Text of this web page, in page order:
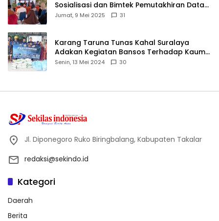
Sosialisasi dan Bimtek Pemutakhiran Data
ID
Jumat, 9 Mei 2025 31
Karang Taruna Tunas Kahal Suralaya
Adakan Kegiatan Bansos Terhadap Kaum
Dhuafa dan Anak Yatim-Piatu
Senin, 13 Mei 2024 30
Jl. Diponegoro Ruko Biringbalang, Kabupaten Takalar
redaksi@sekindo.id
Kategori
Daerah
Berita